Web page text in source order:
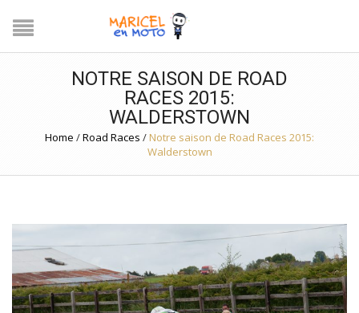
NOTRE SAISON DE ROAD
RACES 2015:
WALDERSTOWN
Home /Road Races /Notre saison de Road Races 2015:
Walderstown